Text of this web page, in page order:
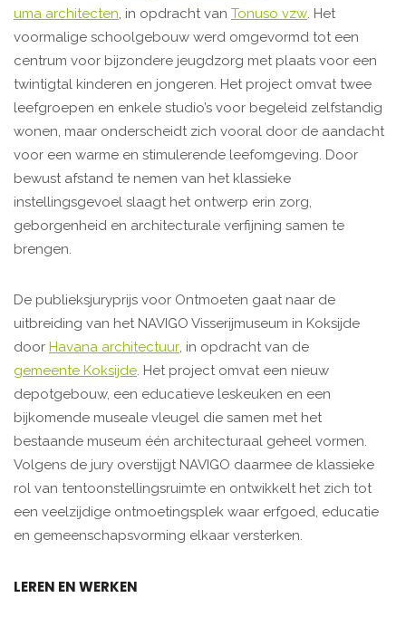
uma architecten, in opdracht van Tonuso vzw. Het
voormalige schoolgebouw werd omgevormd tot een
centrum voor bijzondere jeugdzorg met plaats voor een
twintigtal kinderen en jongeren. Het project omvat twee
leefgroepen en enkele studio’s voor begeleid zelfstandig
wonen, maar onderscheidt zich vooral door de aandacht
voor een warme en stimulerende leefomgeving. Door
bewust afstand te nemen van het klassieke
instellingsgevoel slaagt het ontwerp erin zorg,
geborgenheid en architecturale verfijning samen te
brengen.
De publieksjuryprijs voor Ontmoeten gaat naar de
uitbreiding van het NAVIGO Visserijmuseum in Koksijde
door Havana architectuur, in opdracht van de
gemeente Koksijde. Het project omvat een nieuw
depotgebouw, een educatieve leskeuken en een
bijkomende museale vleugel die samen met het
bestaande museum één architecturaal geheel vormen.
Volgens de jury overstijgt NAVIGO daarmee de klassieke
rol van tentoonstellingsruimte en ontwikkelt het zich tot
een veelzijdige ontmoetingsplek waar erfgoed, educatie
en gemeenschapsvorming elkaar versterken.
LEREN EN WERKEN